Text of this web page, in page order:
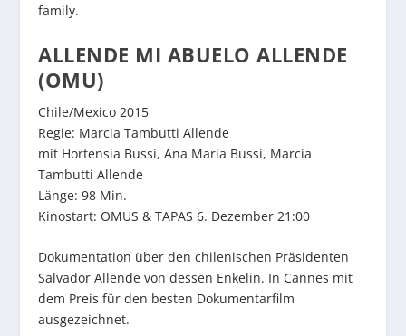
family.
ALLENDE MI ABUELO ALLENDE
(OMU)
Chile/Mexico 2015
Regie: Marcia Tambutti Allende
mit Hortensia Bussi, Ana Maria Bussi, Marcia
Tambutti Allende
Länge: 98 Min.
Kinostart: OMUS & TAPAS 6. Dezember 21:00
Dokumentation über den chilenischen Präsidenten
Salvador Allende von dessen Enkelin. In Cannes mit
dem Preis für den besten Dokumentarfilm
ausgezeichnet.